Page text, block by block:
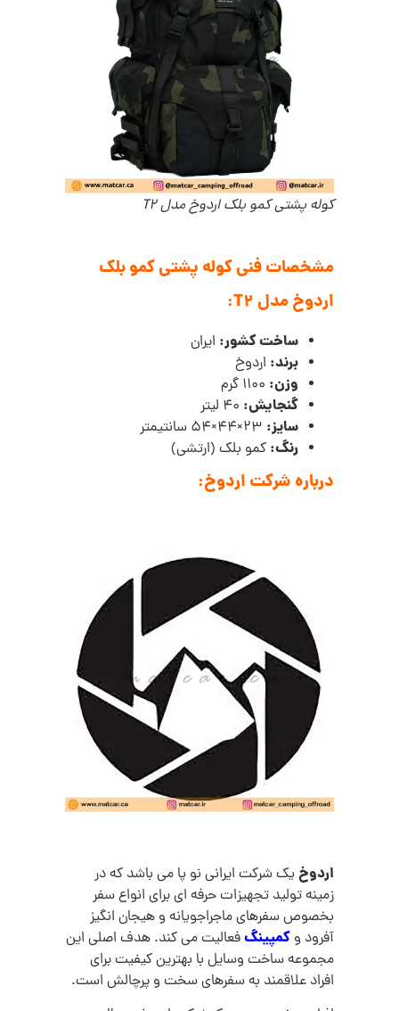
کوله پشتی کمو بلک اردوخ مدل T2
مشخصات فنی کوله پشتی کمو بلک
اردوخ مدل T2:
ساخت کشور: ایران
برند: اردوخ
وزن:
گنجایش:
سایز:
رنگ: کمو بلک (ارتشی)
درباره شرکت اردوخ:
اردوخیک شرکت ایرانی نو پا می باشد که در
زمینه تولید تجهیزات حرفه ای برای انواع سفر
بخصوص سفرهای ماجراجویانه و هیجان انگیز
آفرود و کمپینگفعالیت می کند. هدف اصلی این
مجموعه ساخت وسایل با بهترین کیفیت برای
افراد علاقمند به سفرهای سخت و پرچالش است.